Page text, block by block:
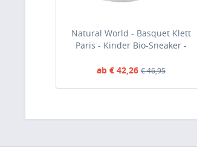
Natural World - Basquet Klett
Paris - Kinder Bio-Sneaker -
ab € 42,26 € 46,95